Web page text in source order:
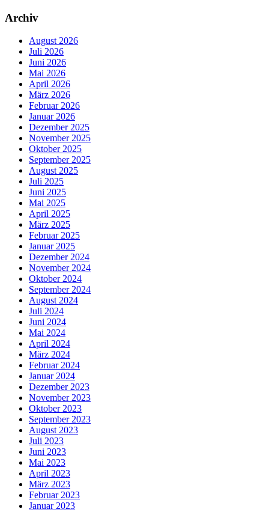
Archiv
August 2026
Juli 2026
Juni 2026
Mai 2026
April 2026
März 2026
Februar 2026
Januar 2026
Dezember 2025
November 2025
Oktober 2025
September 2025
August 2025
Juli 2025
Juni 2025
Mai 2025
April 2025
März 2025
Februar 2025
Januar 2025
Dezember 2024
November 2024
Oktober 2024
September 2024
August 2024
Juli 2024
Juni 2024
Mai 2024
April 2024
März 2024
Februar 2024
Januar 2024
Dezember 2023
November 2023
Oktober 2023
September 2023
August 2023
Juli 2023
Juni 2023
Mai 2023
April 2023
März 2023
Februar 2023
Januar 2023